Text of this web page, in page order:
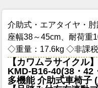
介助式・エアタイヤ・
座幅38～45cm、耐荷重
◇重量：17.6kg ◇非課税
【カワムラサイクル
KMD-B16-40(38・42
多機能 介助式車椅子